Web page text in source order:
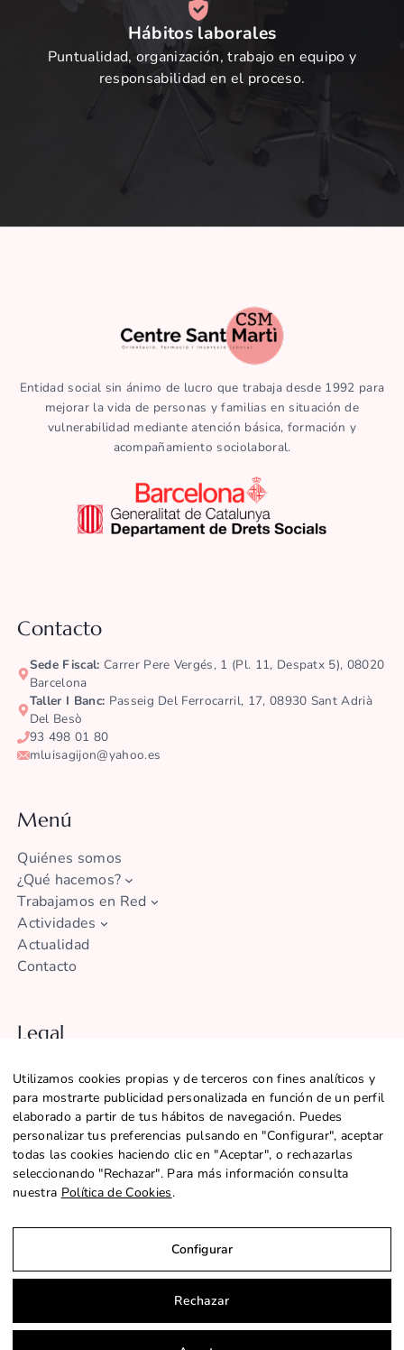
Hábitos laborales
Puntualidad, organización, trabajo en equipo y
responsabilidad en el proceso.
Entidad social sin ánimo de lucro que trabaja desde 1992 para
mejorar la vida de personas y familias en situación de
vulnerabilidad mediante atención básica, formación y
acompañamiento sociolaboral.
Contacto
Sede Fiscal: Carrer Pere Vergés, 1 (pl. 11, Despatx 5), 08020
Barcelona
Taller I Banc: Passeig Del Ferrocarril, 17, 08930 Sant Adrià
Del Besò
93 498 01 80
mluisagijon@yahoo.es
Menú
Quiénes somos
¿Qué hacemos?
Trabajamos en Red
Actividades
Actualidad
Contacto
Legal
Política de Privacidad
Política de Cookies
Configurar Cookies
Declaración de accesibilidad
@2026 CENTRE SANT MARTÍ |SITEMAP
Utilizamos cookies propias y de terceros con fines analíticos y
para mostrarte publicidad personalizada en función de un perfil
elaborado a partir de tus hábitos de navegación. Puedes
personalizar tus preferencias pulsando en "Configurar", aceptar
todas las cookies haciendo clic en "Aceptar", o rechazarlas
seleccionando "Rechazar". Para más información consulta
nuestra Política de Cookies.
Configurar
Rechazar